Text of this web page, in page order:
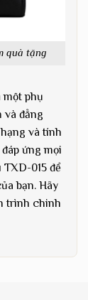
quà tặng
một phụ
và đẳng
và tính
ứng mọi
015 để
bạn. Hãy
trình chinh